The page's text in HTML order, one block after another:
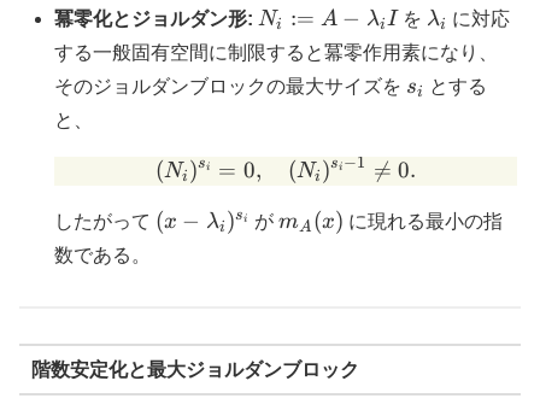
冪零化とジョルダン形: N_i:=A-
\lambda_i
I
Ni := A − λiI を \lambda_i
λi に対応
する一般固有空間に制限すると冪零作用素になり、
そのジョルダンブロックの最大サイズを s_i
si
とする
と、
(N_i)^{s_i}=0,\quad
(Ni )si = 0, (Ni )si −1 
= 0.
したがって (x-
(x − λi )si が m_A(x)
mA (x) に現れる最小の指
数である。
階数安定化と最大ジョルダンブロック